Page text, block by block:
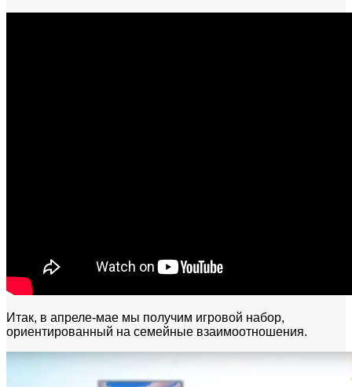
Итак, в апреле-мае мы получим игровой набор,
ориентированный на семейные взаимоотношения.